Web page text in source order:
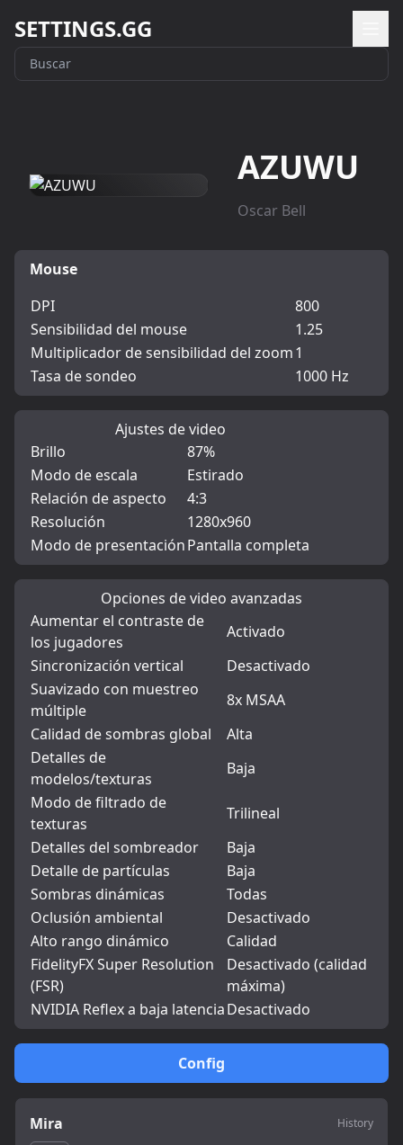
SETTINGS.GG
AZUWU
Oscar Bell
Config
Mira History
Mouse
DPI
800
Sensibilidad del mouse
1.25
Multiplicador de sensibilidad del zoom1
Tasa de sondeo
1000 Hz
Ajustes de video
Brillo
87%
Modo de escala
Estirado
Relación de aspecto
4:3
Resolución
1280x960
Modo de presentaciónPantalla completa
Opciones de video avanzadas
Aumentar el contraste de
los jugadores
Activado
Sincronización vertical
Desactivado
Suavizado con muestreo
múltiple
8x MSAA
Calidad de sombras global
Alta
Detalles de
modelos/texturas
Baja
Modo de filtrado de
texturas
Trilineal
Detalles del sombreador
Baja
Detalle de partículas
Baja
Sombras dinámicas
Todas
Oclusión ambiental
Desactivado
Alto rango dinámico
Calidad
FidelityFX Super Resolution
(FSR)
Desactivado (calidad
máxima)
NVIDIA Reflex a baja latenciaDesactivado